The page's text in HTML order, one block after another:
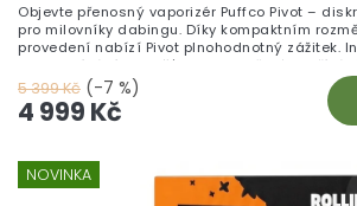
5 399 Kč (-7 %)
4 999 Kč
Objevte přenosný vaporizér Puffco Pivot –
pro milovníky dabingu. Díky kompaktním
provedení nabízí Pivot plnohodnotný zážitek.
rychloupínáním zajišťuje rovnoměrné
vašich koncentrátů. Tento vaporizér nabízí
funkci haptické zpětné vazby a světelný pruh
času. Nabíjení přes USB-C je rychlé a
Vyzkoušejte vaporizér Puffco Pivot a objevte
Více informací získáte zde.
NOVINKA